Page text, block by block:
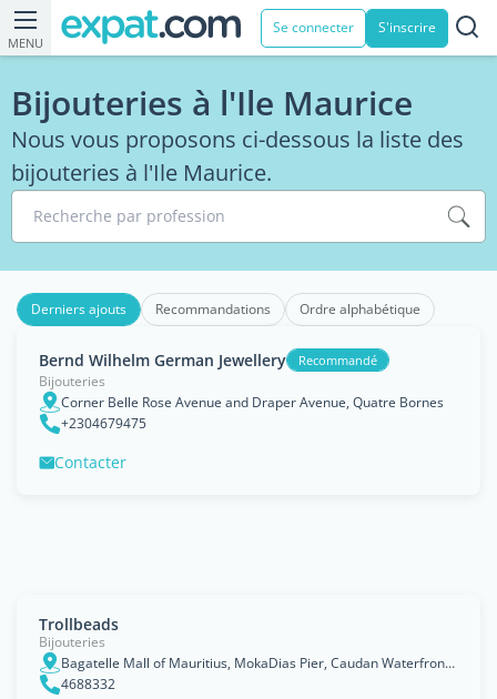
MENU
Se connecter S'inscrire
Bijouteries à l'Ile Maurice
Nous vous proposons ci-dessous la liste des
bijouteries à l'Ile Maurice.
Recherche par profession
Derniers ajouts Recommandations Ordre alphabétique
Bernd Wilhelm German Jewellery Recommandé
Bijouteries
Corner Belle Rose Avenue and Draper Avenue, Quatre Bornes
+2304679475
Contacter
Trollbeads
Bijouteries
Bagatelle Mall of Mauritius, MokaDias Pier, Caudan Waterfront, Port Louis
4688332